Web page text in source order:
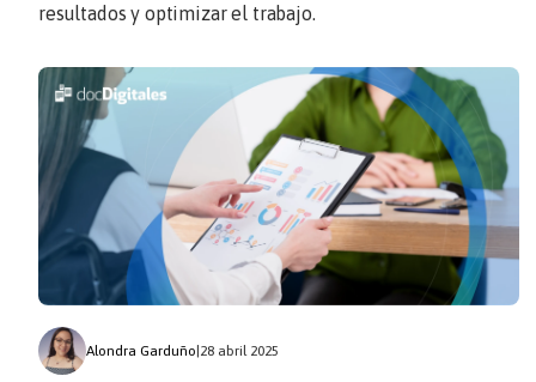
resultados y optimizar el trabajo.
Alondra Garduño 28 abril 2025